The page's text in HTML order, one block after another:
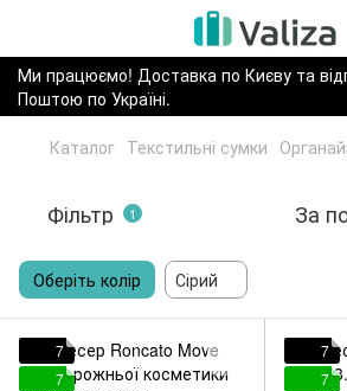
Ми працюємо! Доставка по Києву та
Поштою по Україні.
Каталог Текстильні сумки
Фільтр 1 За
Оберіть колір Сірий
7
7
7
7